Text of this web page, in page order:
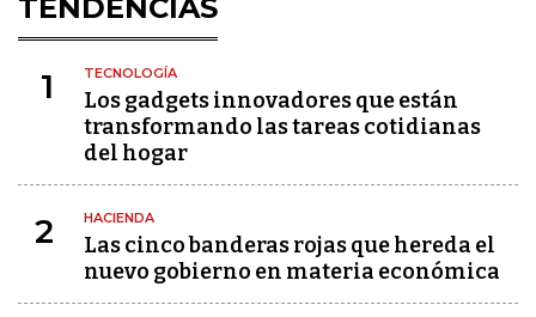
TENDENCIAS
1 TECNOLOGÍA
Los gadgets innovadores que están
transformando las tareas cotidianas
del hogar
2 HACIENDA
Las cinco banderas rojas que hereda el
nuevo gobierno en materia económica